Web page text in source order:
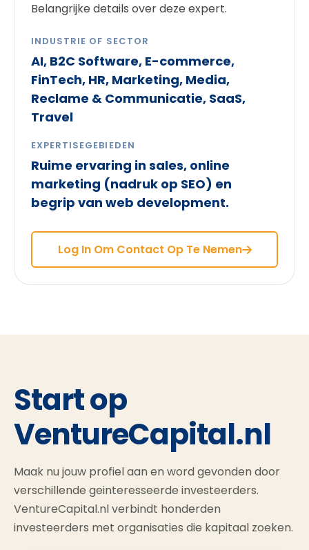
Belangrijke details over deze expert.
INDUSTRIE OF SECTOR
AI, B2C Software, E-commerce,
FinTech, HR, Marketing, Media,
Reclame & Communicatie, SaaS,
Travel
EXPERTISEGEBIEDEN
Ruime ervaring in sales, online
marketing (nadruk op SEO) en
begrip van web development.
Log In Om Contact Op Te Nemen
Start op
VentureCapital.nl
Maak nu jouw profiel aan en word gevonden door
verschillende geinteresseerde investeerders.
VentureCapital.nl verbindt honderden
investeerders met organisaties die kapitaal zoeken.